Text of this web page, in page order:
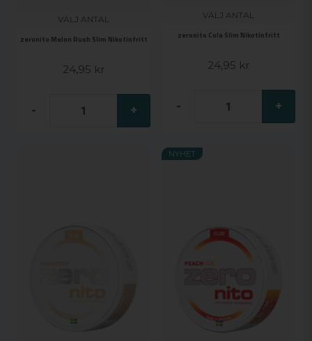
VÄLJ ANTAL
zeronito Melon Rush Slim Nikotinfritt
24,95 kr
- +
VÄLJ ANTAL
zeronito Cola Slim Nikotinfritt
24,95 kr
- +
NYHET